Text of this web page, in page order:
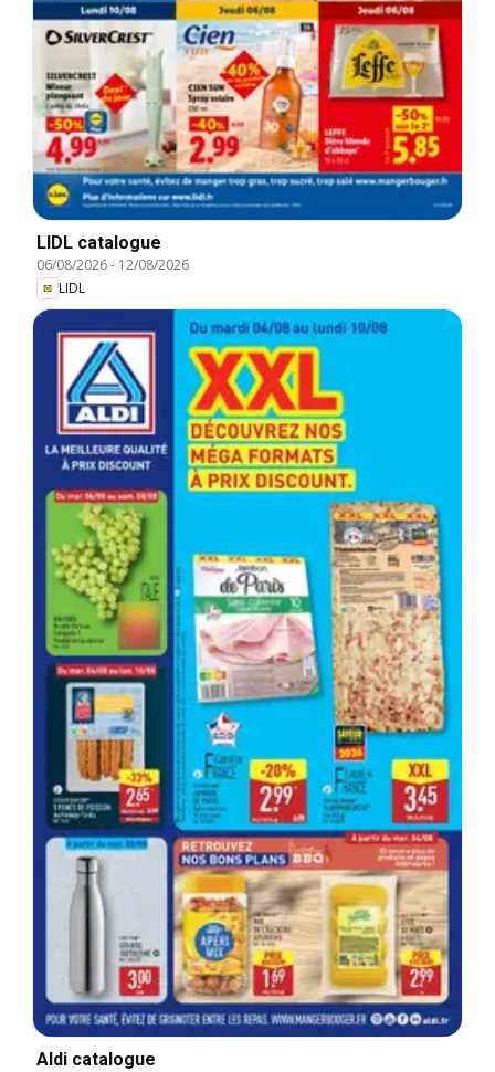
LIDL catalogue
06/08/2026- 12/08/2026
LIDL
Aldi catalogue